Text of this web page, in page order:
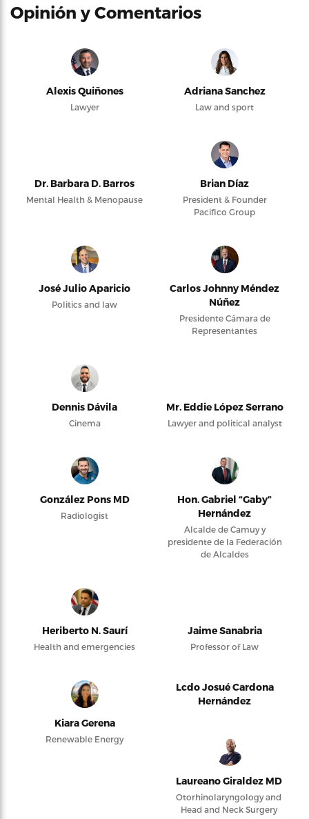
Opinión y Comentarios
Alexis Quiñones
Lawyer
Adriana Sanchez
Law and sport
Dr. Barbara D. Barros
Mental Health & Menopause
Brian Díaz
President & Founder
Pacifico Group
José Julio Aparicio
Politics and law
Carlos Johnny Méndez
Núñez
Presidente Cámara de
Representantes
Dennis Dávila
Cinema
Mr. Eddie López Serrano
Lawyer and political analyst
González Pons MD
Radiologist
Hon. Gabriel “Gaby”
Hernández
Alcalde de Camuy y
presidente de la Federación
de Alcaldes
Heriberto N. Saurí
Health and emergencies
Jaime Sanabria
Professor of Law
Kiara Gerena
Renewable Energy
Lcdo Josué Cardona
Hernández
Laureano Giraldez MD
Otorhinolaryngology and
Head and Neck Surgery